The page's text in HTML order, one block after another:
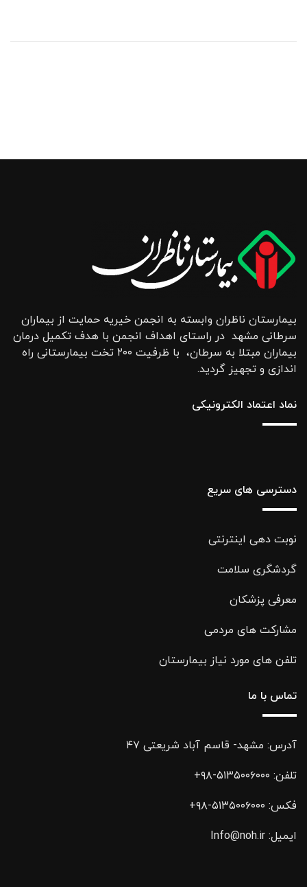
بیمارستان ناظران وابسته به انجمن خیریه حمایت از بیماران
سرطانی مشهد در راستای اهداف انجمن با هدف تکمیل درمان
بیماران مبتلا به سرطان، با ظرفیت ۲۰۰ تخت بیمارستانی راه
اندازی و تجهیز گردید.
نماد اعتماد الکترونیکی
دسترسی های سریع
نوبت دهی اینترنتی
گردشگری سلامت
معرفی پزشکان
مشارکت های مردمی
تلفن های مورد نیاز بیمارستان
تماس با ما
آدرس: مشهد- قاسم آباد شریعتی ۴۷
تلفن: ۵۱۳۵۰۰۶۰۰۰-۹۸+
فکس: ۵۱۳۵۰۰۶۰۰۰-۹۸+
ایمیل: Info@noh.ir